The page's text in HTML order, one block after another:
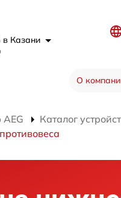
в Казани
О
Каталог